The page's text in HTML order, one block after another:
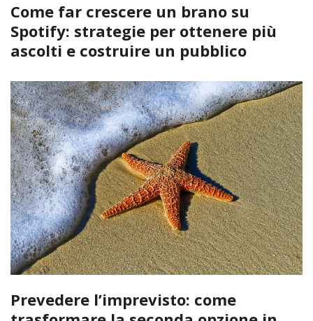
Come far crescere un brano su
Spotify: strategie per ottenere più
ascolti e costruire un pubblico
Prevedere l’imprevisto: come